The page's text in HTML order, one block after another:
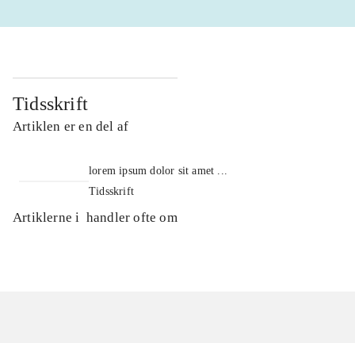
Tidsskrift
Artiklen er en del af
lorem ipsum dolor sit amet ...
Tidsskrift
Artiklerne i handler ofte om